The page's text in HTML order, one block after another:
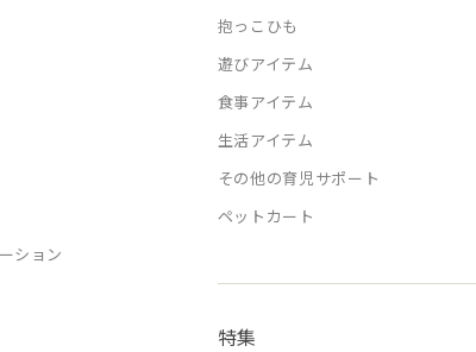
ション
抱っこひも
遊びアイテム
食事アイテム
生活アイテム
その他の育児サポート
ペットカート
特集